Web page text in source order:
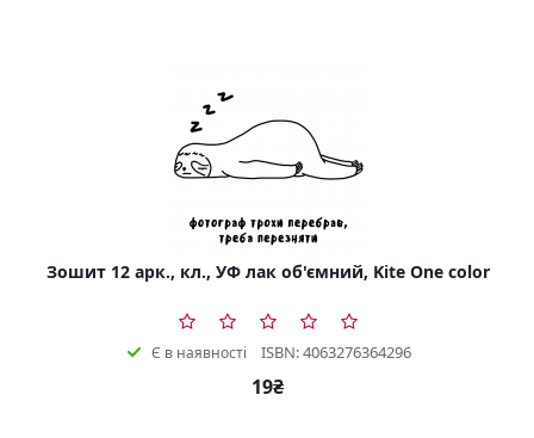
Зошит 12 арк., кл., УФ лак об'ємний, Kite One color
Є в наявності ISBN: 4063276364296
19₴